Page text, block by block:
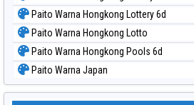
Paito Warna Hongkong Lottery 6d
Paito Warna Hongkong Lotto
Paito Warna Hongkong Pools 6d
Paito Warna Japan
Paito Warna Japan 6d